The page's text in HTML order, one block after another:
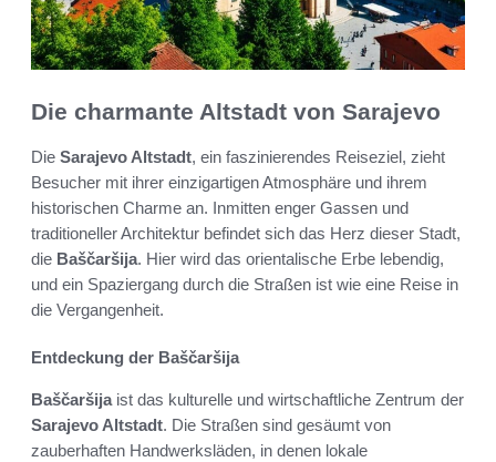
Die charmante Altstadt von Sarajevo
Die Sarajevo Altstadt, ein faszinierendes Reiseziel, zieht
Besucher mit ihrer einzigartigen Atmosphäre und ihrem
historischen Charme an. Inmitten enger Gassen und
traditioneller Architektur befindet sich das Herz dieser Stadt,
die Baščaršija. Hier wird das orientalische Erbe lebendig,
und ein Spaziergang durch die Straßen ist wie eine Reise in
die Vergangenheit.
Entdeckung der Baščaršija
Baščaršijaist das kulturelle und wirtschaftliche Zentrum der
Sarajevo Altstadt. Die Straßen sind gesäumt von
zauberhaften Handwerksläden, in denen lokale